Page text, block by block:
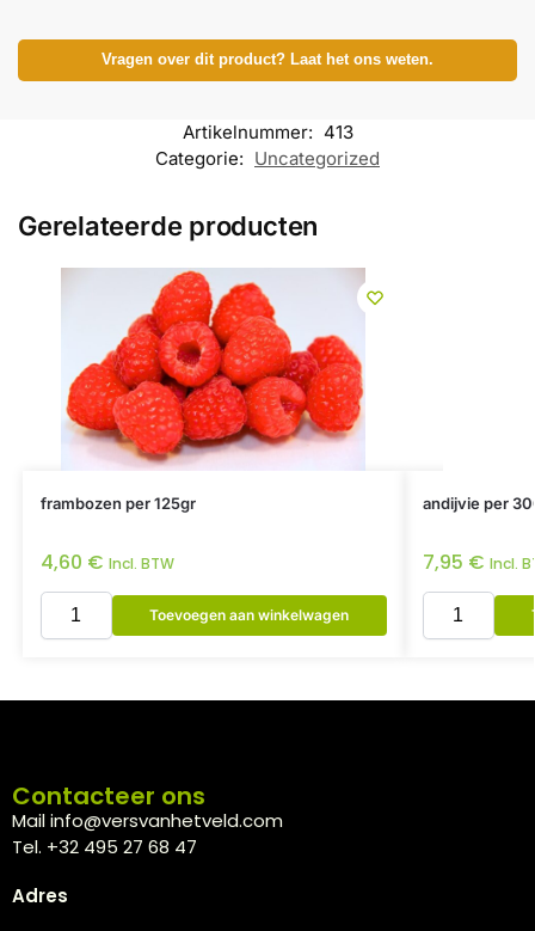
Vragen over dit product? Laat het ons weten.
Artikelnummer: 413
Categorie: Uncategorized
Gerelateerde producten
frambozen per 125gr
4,60 € Incl. BTW
Toevoegen aan winkelwagen
andijvie per
7,95 € Incl.
Contacteer ons
Mail info@versvanhetveld.com
Tel. +32 495 27 68 47
Adres